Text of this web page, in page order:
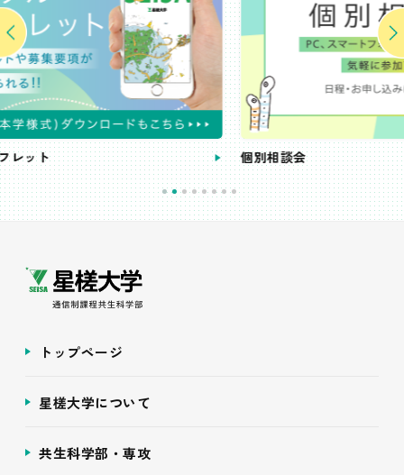
個別相談会
トップページ
星槎大学について
共生科学部・専攻